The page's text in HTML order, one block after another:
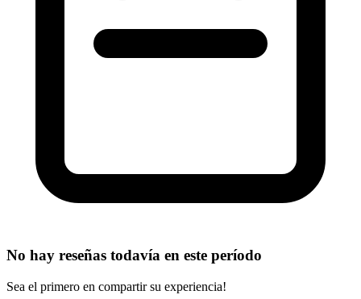
No hay reseñas todavía en este período
Sea el primero en compartir su experiencia!